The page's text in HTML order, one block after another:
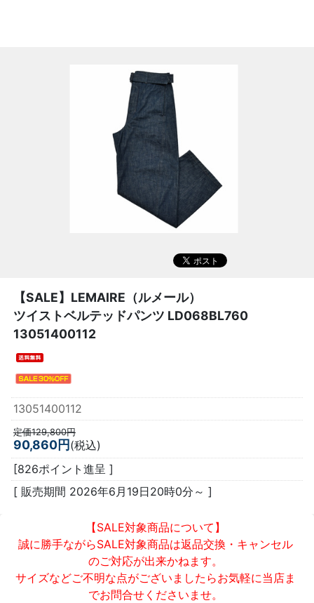
【SALE】 LEMAIRE（ルメール）
ツイストベルテッドパンツ LD068BL760
13051400112
13051400112
定価129,800円
90,860円(税込)
[826ポイント進呈 ]
[ 販売期間 2026年6月19日20時0分 ～ ]
【SALE対象商品について】
誠に勝手ながらSALE対象商品は返品交換・キャンセル
のご対応が出来かねます。
サイズなどご不明な点がございましたらお気軽に当店ま
でお問合せくださいませ。